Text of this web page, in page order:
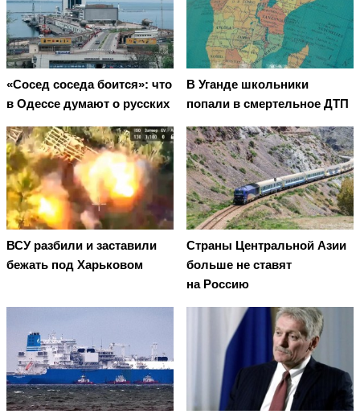
«Сосед соседа боится»: что
в Одессе думают о русских
В Уганде школьники
попали в смертельное ДТП
ВСУ разбили и заставили
бежать под Харьковом
Страны Центральной Азии
больше не ставят
на Россию